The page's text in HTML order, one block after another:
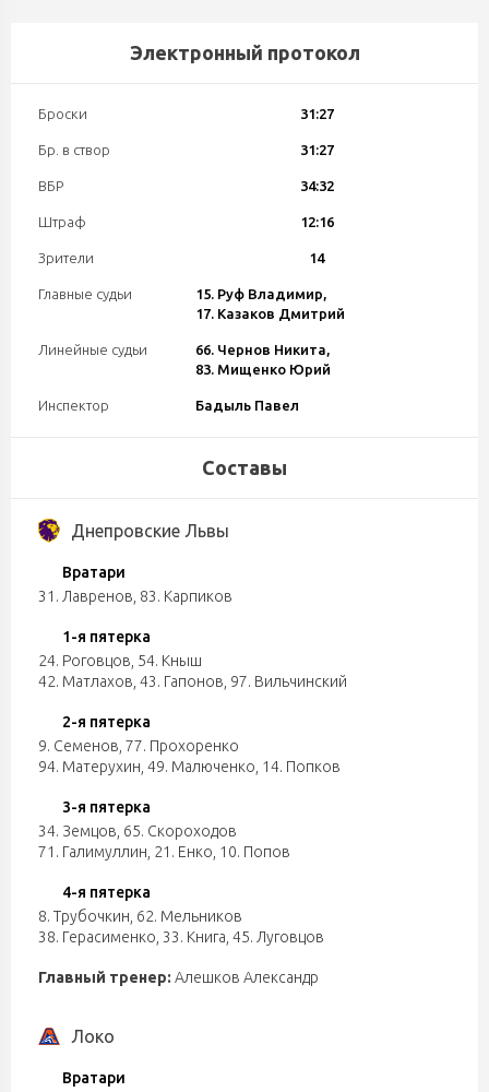
Электронный протокол
Броски 31:27
Бр. в створ 31:27
ВБР 34:32
Штраф 12:16
Зрители 14
Главные судьи
15. Руф Владимир,
17. Казаков Дмитрий
Линейные судьи
66. Чернов Никита,
83. Мищенко Юрий
Инспектор Бадыль Павел
Составы
Днепровские Львы
Вратари
31. Лавренов 83. Карпиков
1-я пятерка
24. Роговцов 54. Кныш
42. Матлахов 43. Гапонов 97. Вильчинский
2-я пятерка
9. Семенов 77. Прохоренко
94. Матерухин 49. Малюченко 14. Попков
3-я пятерка
34. Земцов 65. Скороходов
71. Галимуллин 21. Енко 10. Попов
4-я пятерка
8. Трубочкин 62. Мельников
38. Герасименко 33. Книга 45. Луговцов
Главный тренер: Алешков Александр
Локо
Вратари